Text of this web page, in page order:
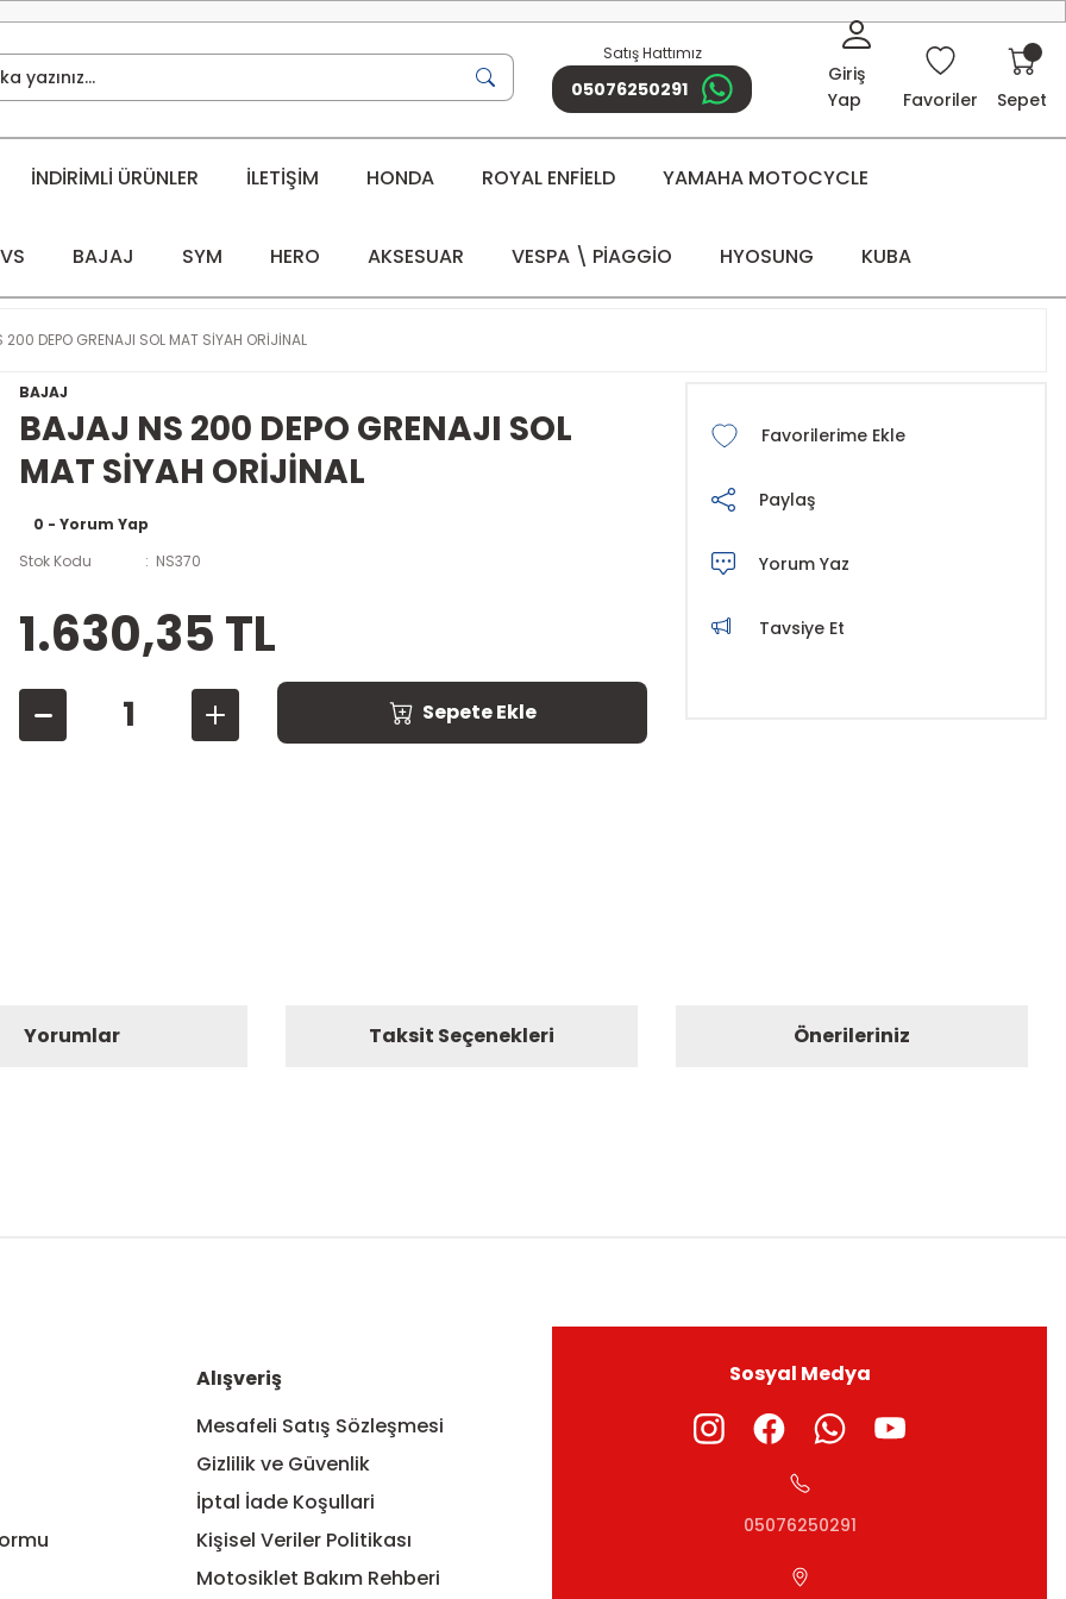
Satış Hattımız
05076250291
Giriş
Yap
Favoriler Sepet
İNDİRİMLİ ÜRÜNLER İLETİŞİM HONDA ROYAL ENFİELD YAMAHA MOTOCYCLE
BAJAJ SYM HERO AKSESUAR VESPA \ PİAGGİO HYOSUNG KUBA
200 DEPO GRENAJI SOL MAT SİYAH ORİJİNAL
BAJAJ
BAJAJ NS 200 DEPO GRENAJI SOL
MAT SİYAH ORİJİNAL
0 - Yorum Yap
Stok Kodu
NS370
1.630,35 TL
Sepete Ekle
Paylaş
Yorum Yaz
Tavsiye Et
Yorumlar Taksit Seçenekleri Önerileriniz
Alışveriş
Mesafeli Satış Sözleşmesi
Gizlilik ve Güvenlik
İptal İade Koşullari
Kişisel Veriler Politikası
Motosiklet Bakım Rehberi
Sosyal Medya
05076250291